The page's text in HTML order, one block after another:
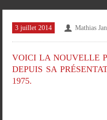
3 juillet 2014 Mathias
VOICI LA NOUVELLE
DEPUIS SA
1975.